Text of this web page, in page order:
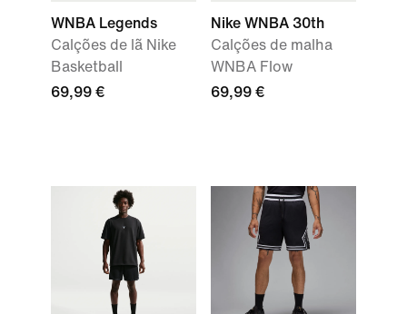
WNBA Legends
Calções de lã Nike
Basketball
69,99 €
Nike WNBA 30th
Calções de malha
WNBA Flow
69,99 €